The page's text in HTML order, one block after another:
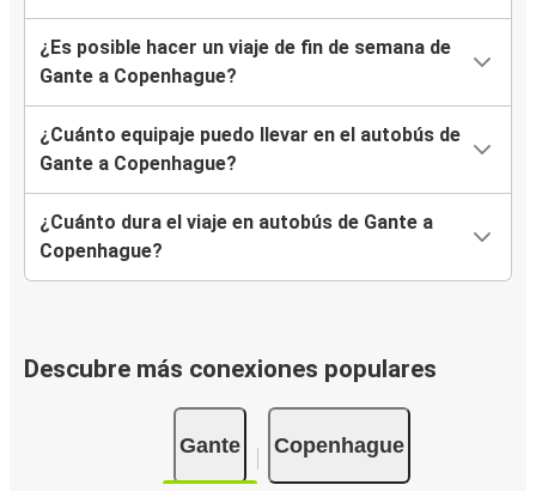
¿Es posible hacer un viaje de fin de semana de
Gante a Copenhague?
¿Cuánto equipaje puedo llevar en el autobús de
Gante a Copenhague?
¿Cuánto dura el viaje en autobús de Gante a
Copenhague?
Descubre más conexiones populares
Gante Copenhague